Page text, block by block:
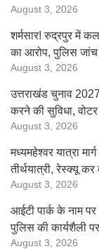
August 3, 2026
शर्मसार! रुद्रपुर में
का आरोप, पुलिस
August 3, 2026
उत्तराखंड चुनाव
करने की सुविधा, वोटर
August 3, 2026
मध्यमहेश्वर यात्रा
तीर्थयात्री, रेस्क्यू
August 3, 2026
आईटी पार्क के नाम
पुलिस की कार्यशैली
August 3, 2026